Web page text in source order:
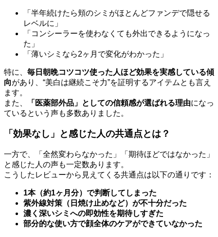
「半年続けたら頬のシミがほとんどファンデで隠せる
レベルに」
「コンシーラーを使わなくても外出できるようになっ
た」
「薄いシミなら2ヶ月で変化がわかった」
特に、 毎日朝晩コツコツ使った人ほど効果を実感している傾
向があり、“美白は継続こそ力”を証明するアイテムとも言え
ます。
また、
「医薬部外品」としての信頼感が選ばれる理由になっ
ているという声も多数ありました。
「効果なし」と感じた人の共通点とは？
一方で、「全然変わらなかった」「期待ほどではなかった」
と感じた人の声も一定数あります。
こうしたレビューから見えてくる共通点は以下の通りです：
1本（約1ヶ月分）で判断してしまった
紫外線対策（日焼け止めなど）が不十分だった
濃く深いシミへの即効性を期待しすぎた
部分的な使い方で顔全体のケアができていなかった